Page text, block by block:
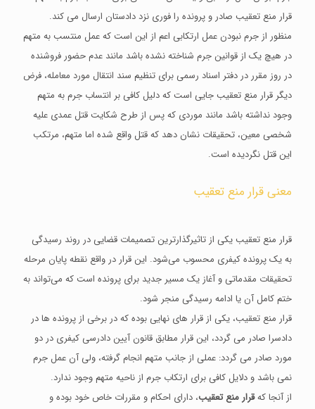
قرار منع تعقیب صادر و پرونده را فوری نزد دادستان ارسال می کند.
منظور از جرم نبودن عمل ارتکابی اعم از این است که عمل منتسب به متهم
در هیچ یک از قوانین جرم شناخته نشده باشد مانند عدم حضور فروشنده
در روز مقرر در دفتر اسناد رسمی برای تنظیم سند انتقال مورد معامله، فرض
دیگر قرار منع تعقیب جایی است که دلیل کافی بر انتساب جرم به متهم
وجود نداشته باشد مانند موردی که پس از طرح شکایت قتل عمدی علیه
شخصی معین، تحقیقات نشان دهد که قتل واقع شده اما متهم، مرتکب
این قتل نگردیده است.
معنی قرار منع تعقیب
قرار منع تعقیب یکی از تاثیرگذارترین تصمیمات قضایی در روند رسیدگی
به یک پرونده کیفری محسوب می‌شود. این قرار در واقع نقطه پایان مرحله
تحقیقات مقدماتی و آغاز یک مسیر جدید برای پرونده است که می‌تواند به
ختم کامل آن یا ادامه رسیدگی منجر شود.
قرار منع تعقیب، یکی از قرار های نهایی بوده که در برخی از پرونده ها در
دادسرا صادر می گردد، این قرار مطابق قانون آیین دادرسی کیفری در دو
مورد صادر می گردد: عملی از جانب متهم انجام گرفته، ولی آن عمل جرم
نمی باشد و دلایل کافی برای ارتکاب جرم از ناحیه متهم وجود ندارد.
از آنجا کهقرار منع تعقیب، دارای احکام و مقررات خاص خود بوده و